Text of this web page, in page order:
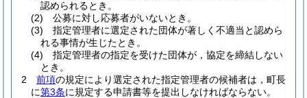
認められるとき。
(2)
公募に対し応募者がいないとき。
(3)
指定管理者に選定された団体が著しく不適当と認めら
れる事情が生じたとき。
(4)
指定管理者の指定を受けた団体が，協定を締結しない
とき。
2
前項の規定により選定された指定管理者の候補者は，町長
に第3条に規定する申請書等を提出しなければならない。